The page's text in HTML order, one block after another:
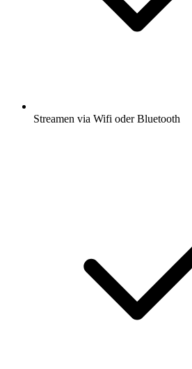
Streamen via Wifi oder Bluetooth